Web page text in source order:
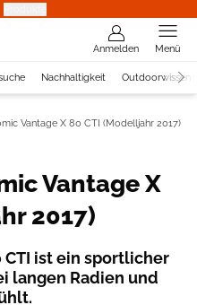
Anmelden Menü
Nachhaltigkeit Outdoorwissen
Vantage X 80 CTI (Modelljahr 2017)
Vantage X
2017)
CTI ist ein sportlicher
langen Radien und